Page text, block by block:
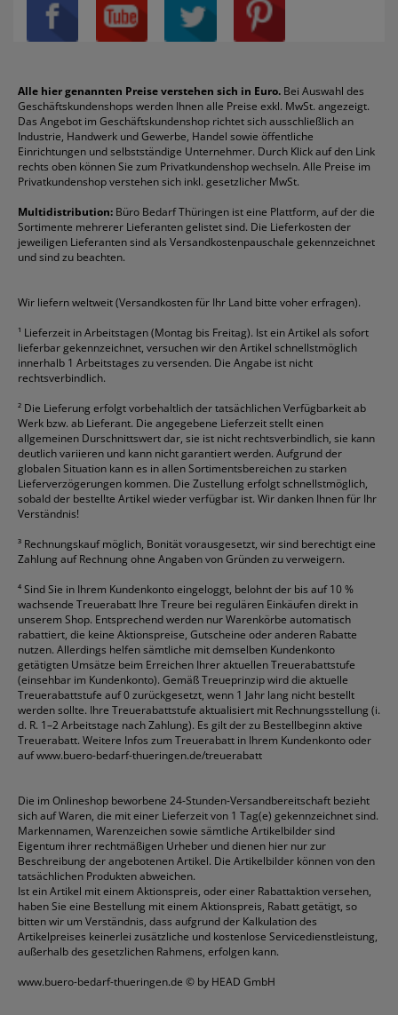
Privatsphäre-Einstellungen
Über uns
Reklamation / Retouren
Vertrag widerrufen (Privatkunden)
Rabatte & Aktionen
Blöcke
Boardmarker
Briefumschläge
Druckerpatronen
Etiketten
Fineliner
Folienschreiber
Formulare
Gelschreiber
Geschäftsbücher
Kaffee
Klebeband
Klemmmappen
Kopierpapier
Korrekturmittel
Kugelschreiber
Mappen
Ordner
Packband
Permanentmarker
Schnellhefter
Sichthüllen
Taschenrechner
Textmarker
Tintenroller
Tintenpatronen
Toilettenpapier
Toner
Versandmaterial
Versandtaschen
Canon
Durable
DYMO
Edding
Esselte
Faber-Castell
Fellowes
Franken
Fripa
HP
Läufer
Melitta
Pentel
Pelikan
Pilot
Pritt
Schneider
Stabilo
Staedtler
alle Marken anzeigen
Alle hier genannten Preise verstehen sich in Euro. Bei Auswahl des
Geschäftskundenshops werden Ihnen alle Preise exkl. MwSt. angezeigt.
Das Angebot im Geschäftskundenshop richtet sich ausschließlich an
Industrie, Handwerk und Gewerbe, Handel sowie öffentliche
Einrichtungen und selbstständige Unternehmer. Durch Klick auf den Link
rechts oben können Sie zum Privatkundenshop wechseln. Alle Preise im
Privatkundenshop verstehen sich inkl. gesetzlicher MwSt.
Multidistribution: Büro Bedarf Thüringen ist eine Plattform, auf der die
Sortimente mehrerer Lieferanten gelistet sind. Die Lieferkosten der
jeweiligen Lieferanten sind als Versandkostenpauschale gekennzeichnet
und sind zu beachten.
Wir liefern weltweit (Versandkosten für Ihr Land bitte voher erfragen).
¹ Lieferzeit in Arbeitstagen (Montag bis Freitag). Ist ein Artikel als sofort
lieferbar gekennzeichnet, versuchen wir den Artikel schnellstmöglich
innerhalb 1 Arbeitstages zu versenden. Die Angabe ist nicht
rechtsverbindlich.
² Die Lieferung erfolgt vorbehaltlich der tatsächlichen Verfügbarkeit ab
Werk bzw. ab Lieferant. Die angegebene Lieferzeit stellt einen
allgemeinen Durschnittswert dar, sie ist nicht rechtsverbindlich, sie kann
deutlich variieren und kann nicht garantiert werden. Aufgrund der
globalen Situation kann es in allen Sortimentsbereichen zu starken
Lieferverzögerungen kommen. Die Zustellung erfolgt schnellstmöglich,
sobald der bestellte Artikel wieder verfügbar ist. Wir danken Ihnen für Ihr
Verständnis!
³ Rechnungskauf möglich, Bonität vorausgesetzt, wir sind berechtigt eine
Zahlung auf Rechnung ohne Angaben von Gründen zu verweigern.
⁴Sind Sie in Ihrem Kundenkonto eingeloggt, belohnt der bis auf 10 %
wachsende Treuerabatt Ihre Treure bei regulären Einkäufen direkt in
unserem Shop. Entsprechend werden nur Warenkörbe automatisch
rabattiert, die keine Aktionspreise, Gutscheine oder anderen Rabatte
nutzen. Allerdings helfen sämtliche mit demselben Kundenkonto
getätigten Umsätze beim Erreichen Ihrer aktuellen Treuerabattstufe
(einsehbar im Kundenkonto). Gemäß Treueprinzip wird die aktuelle
Treuerabattstufe auf 0 zurückgesetzt, wenn 1 Jahr lang nicht bestellt
werden sollte. Ihre Treuerabattstufe aktualisiert mit Rechnungsstellung (i.
d. R. 1–2 Arbeitstage nach Zahlung). Es gilt der zu Bestellbeginn aktive
Treuerabatt. Weitere Infos zum Treuerabatt in Ihrem Kundenkonto oder
aufwww.buero-bedarf-thueringen.de/treuerabatt
Die im Onlineshop beworbene 24-Stunden-Versandbereitschaft bezieht
sich auf Waren, die mit einer Lieferzeit von 1 Tag(e) gekennzeichnet sind.
Markennamen, Warenzeichen sowie sämtliche Artikelbilder sind
Eigentum ihrer rechtmäßigen Urheber und dienen hier nur zur
Beschreibung der angebotenen Artikel. Die Artikelbilder können von den
tatsächlichen Produkten abweichen.
Ist ein Artikel mit einem Aktionspreis, oder einer Rabattaktion versehen,
haben Sie eine Bestellung mit einem Aktionspreis, Rabatt getätigt, so
bitten wir um Verständnis, dass aufgrund der Kalkulation des
Artikelpreises keinerlei zusätzliche und kostenlose Servicedienstleistung,
außerhalb des gesetzlichen Rahmens, erfolgen kann.
www.buero-bedarf-thueringen.de © by HEAD GmbH